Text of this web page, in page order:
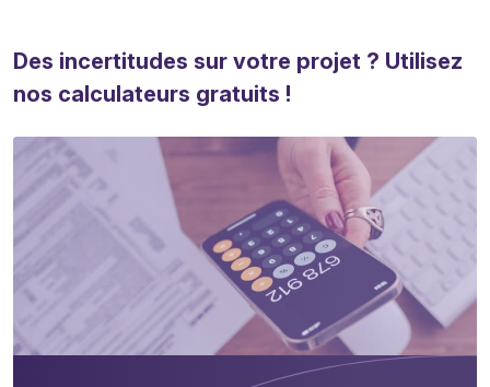
Des incertitudes sur votre projet ? Utilisez
nos calculateurs gratuits !